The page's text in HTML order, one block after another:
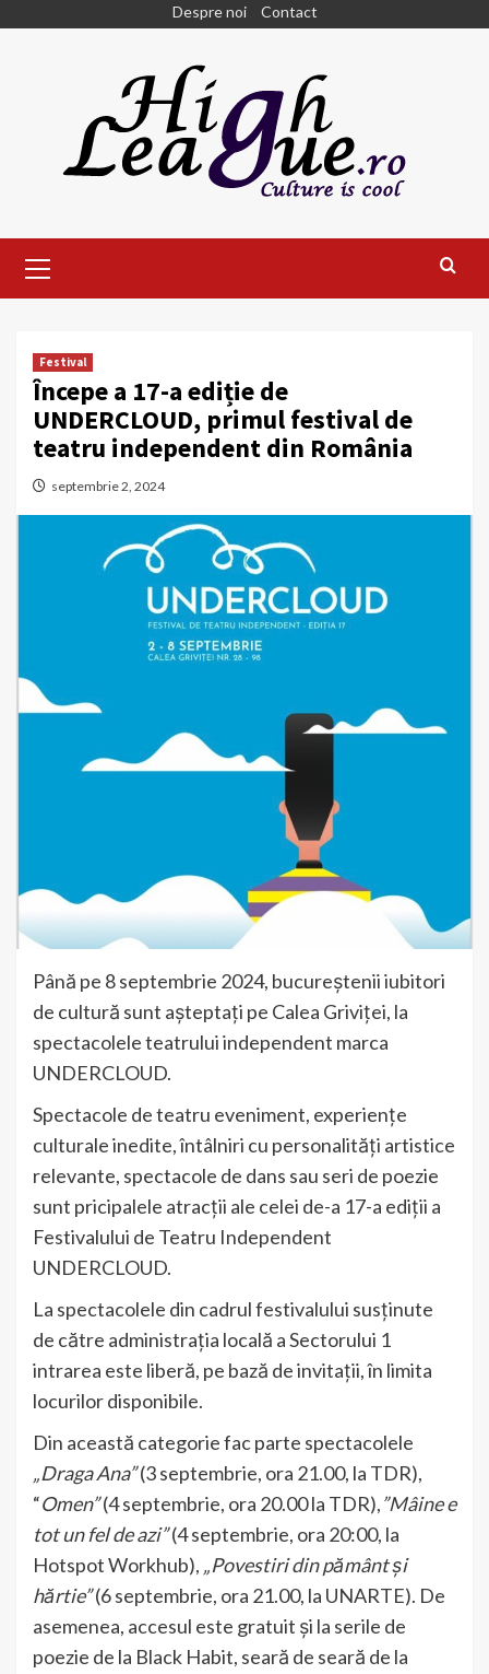
Despre noi Contact
Menu
Festival
Începe a 17-a ediție de
UNDERCLOUD, primul festival de
teatru independent din România
septembrie 2, 2024
Până pe 8 septembrie 2024, bucureștenii iubitori
de cultură sunt așteptați pe Calea Griviței, la
spectacolele teatrului independent marca
UNDERCLOUD.
Spectacole de teatru eveniment, experiențe
culturale inedite, întâlniri cu personalități artistice
relevante, spectacole de dans sau seri de poezie
sunt pricipalele atracții ale celei de-a 17-a ediții a
Festivalului de Teatru Independent
UNDERCLOUD.
La spectacolele din cadrul festivalului susținute
de către administrația locală a Sectorului 1
intrarea este liberă, pe bază de invitații, în limita
locurilor disponibile.
Din această categorie fac parte spectacolele
„Draga Ana”(3 septembrie, ora 21.00, la TDR),
“Omen”(4 septembrie, ora 20.00 la TDR),”Mâine e
tot un fel de azi”(4 septembrie, ora 20:00, la
Hotspot Workhub), „Povestiri din pământ și
hărtie”(6 septembrie, ora 21.00, la UNARTE). De
asemenea, accesul este gratuit și la serile de
poezie de la Black Habit, seară de seară de la